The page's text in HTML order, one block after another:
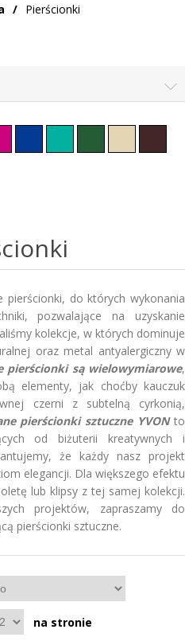
/ Pierścionki
pierścionki, do których wykonania
pozwalające na uzyskanie
kolekcje, w których dominuje
oraz metal antyalergiczny w
pierścionki są wielowymiarowe,
elementy, jak choćby kauczuk
czerni z subtelną cyrkonią,
pierścionki sztuczne YVON to
od biżuterii kreatywnych i
że każdy nasz projekt
elegancji. Dla większego efektu
lub klipsy z tej samej kolekcji.
projektów, zapraszamy do
pierścionki sztuczne.
na stronie